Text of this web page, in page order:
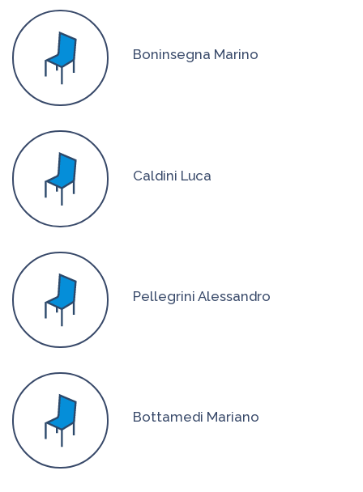
Boninsegna Marino
Caldini Luca
Pellegrini Alessandro
Bottamedi Mariano